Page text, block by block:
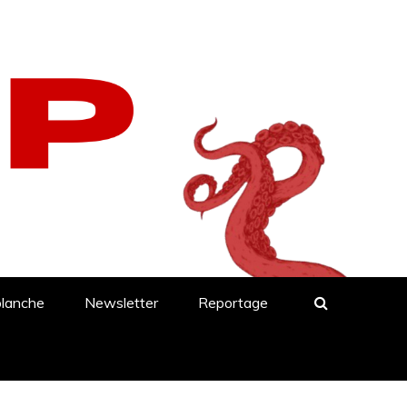
Newsletter Reportage